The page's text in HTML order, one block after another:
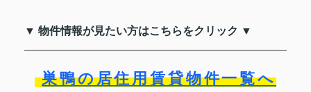
▼ 物件情報が見たい方はこちらをクリック ▼
巣鴨の居住用賃貸物件一覧へ